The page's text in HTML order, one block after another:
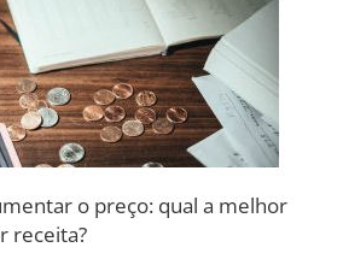
o preço: qual a melhor
receita?